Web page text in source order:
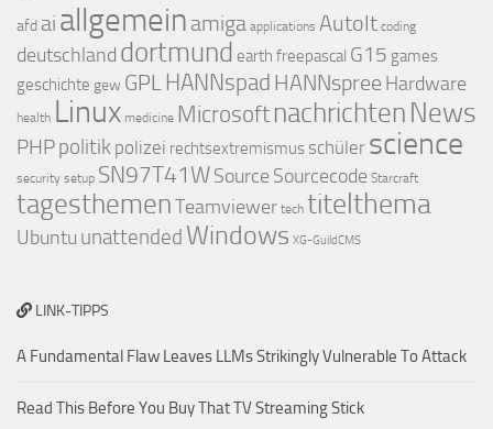
afd ai allgemein amiga applications AutoIt coding
deutschland dortmund earth freepascal G15 games
geschichte gew GPL HANNspad HANNspree Hardware
health Linux medicine Microsoft nachrichten News
PHPpolitik polizei rechtsextremismus schüler science
security setup SN97T41WSource Sourcecode Starcraft
tagesthemenTeamviewer tech titelthema
Ubuntu unattended Windows XG-GuildCMS
LINK-TIPPS
A Fundamental Flaw Leaves LLMs Strikingly Vulnerable To Attack
Read This Before You Buy That TV Streaming Stick